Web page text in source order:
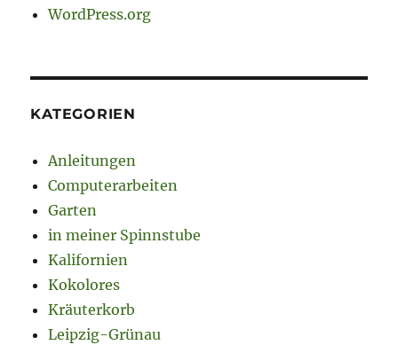
WordPress.org
KATEGORIEN
Anleitungen
Computerarbeiten
Garten
in meiner Spinnstube
Kalifornien
Kokolores
Kräuterkorb
Leipzig-Grünau